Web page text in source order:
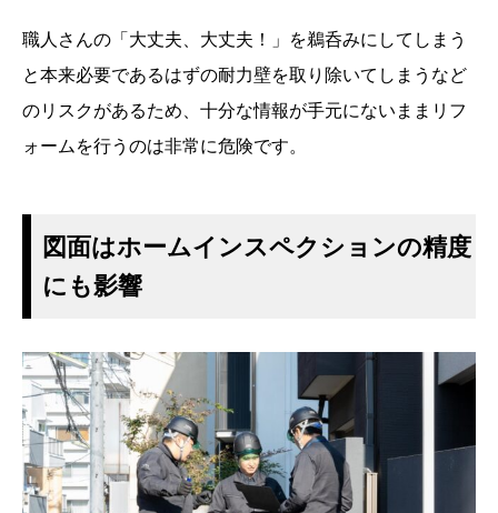
職人さんの「大丈夫、大丈夫！」を鵜呑みにしてしまう
と本来必要であるはずの耐力壁を取り除いてしまうなど
のリスクがあるため、十分な情報が手元にないままリフ
ォームを行うのは非常に危険です。
図面はホームインスペクションの精度
にも影響